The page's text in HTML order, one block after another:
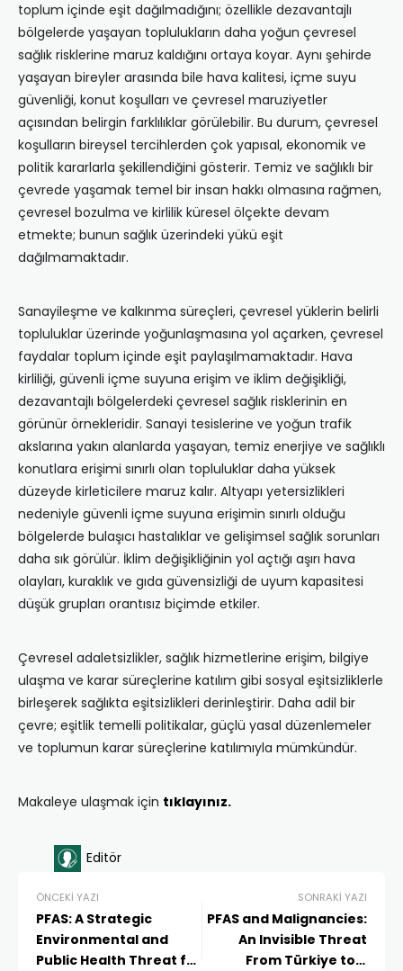
toplum içinde eşit dağılmadığını; özellikle dezavantajlı
bölgelerde yaşayan toplulukların daha yoğun çevresel
sağlık risklerine maruz kaldığını ortaya koyar. Aynı şehirde
yaşayan bireyler arasında bile hava kalitesi, içme suyu
güvenliği, konut koşulları ve çevresel maruziyetler
açısından belirgin farklılıklar görülebilir. Bu durum, çevresel
koşulların bireysel tercihlerden çok yapısal, ekonomik ve
politik kararlarla şekillendiğini gösterir. Temiz ve sağlıklı bir
çevrede yaşamak temel bir insan hakkı olmasına rağmen,
çevresel bozulma ve kirlilik küresel ölçekte devam
etmekte; bunun sağlık üzerindeki yükü eşit
dağılmamaktadır.
Sanayileşme ve kalkınma süreçleri, çevresel yüklerin belirli
topluluklar üzerinde yoğunlaşmasına yol açarken, çevresel
faydalar toplum içinde eşit paylaşılmamaktadır. Hava
kirliliği, güvenli içme suyuna erişim ve iklim değişikliği,
dezavantajlı bölgelerdeki çevresel sağlık risklerinin en
görünür örnekleridir. Sanayi tesislerine ve yoğun trafik
akslarına yakın alanlarda yaşayan, temiz enerjiye ve sağlıklı
konutlara erişimi sınırlı olan topluluklar daha yüksek
düzeyde kirleticilere maruz kalır. Altyapı yetersizlikleri
nedeniyle güvenli içme suyuna erişimin sınırlı olduğu
bölgelerde bulaşıcı hastalıklar ve gelişimsel sağlık sorunları
daha sık görülür. İklim değişikliğinin yol açtığı aşırı hava
olayları, kuraklık ve gıda güvensizliği de uyum kapasitesi
düşük grupları orantısız biçimde etkiler.
Çevresel adaletsizlikler, sağlık hizmetlerine erişim, bilgiye
ulaşma ve karar süreçlerine katılım gibi sosyal eşitsizliklerle
birleşerek sağlıkta eşitsizlikleri derinleştirir. Daha adil bir
çevre; eşitlik temelli politikalar, güçlü yasal düzenlemeler
ve toplumun karar süreçlerine katılımıyla mümkündür.
Makaleye ulaşmak için tıklayınız.
Editör
ÖNCEKI YAZI
PFAS: A Strategic
Environmental and
Public Health Threat for
SONRAKI YAZI
PFAS and Malignancies:
An Invisible Threat
From Türkiye to a